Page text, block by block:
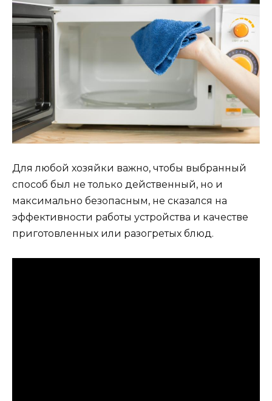
Для любой хозяйки важно, чтобы выбранный
способ был не только действенный, но и
максимально безопасным, не сказался на
эффективности работы устройства и качестве
приготовленных или разогретых блюд.